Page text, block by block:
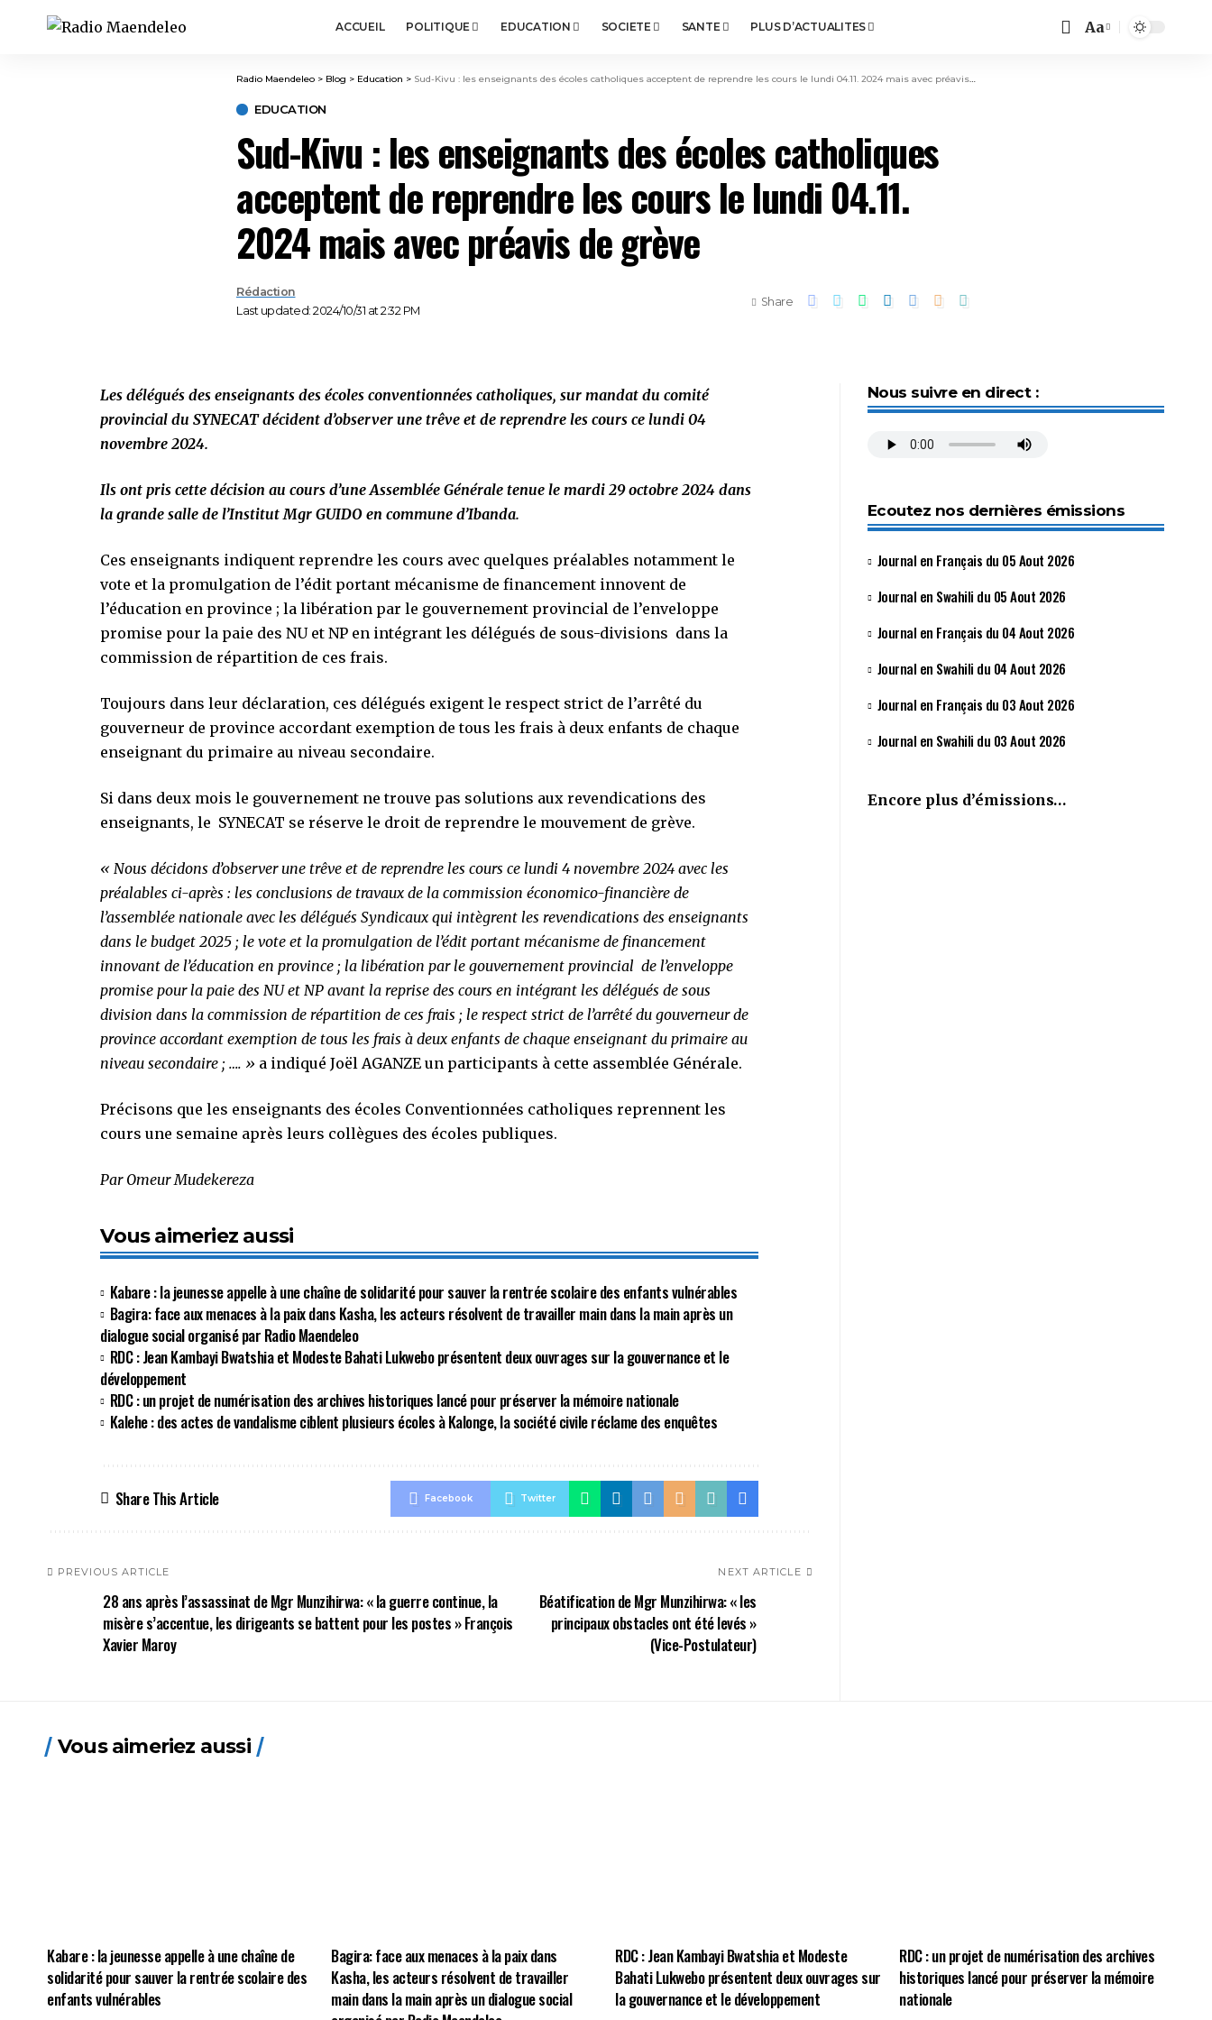
ACCUEIL POLITIQUE EDUCATION SOCIETE SANTE PLUS D’ACTUALITES Aa
Radio Maendeleo > Blog > Education > Sud-Kivu : les enseignants des écoles catholiques acceptent de reprendre les cours le lundi 04.11. 2024 mais avec préavis de grève
EDUCATION
Sud-Kivu : les enseignants des écoles catholiques
acceptent de reprendre les cours le lundi 04.11.
2024 mais avec préavis de grève
Last updated: 2024/10/31 at 2:32 PM
Rédaction
Share
Les délégués des enseignants des écoles conventionnées catholiques, sur mandat du comité
provincial du SYNECAT décident d’observer une trêve et de reprendre les cours ce lundi 04
novembre 2024.
Ils ont pris cette décision au cours d’une Assemblée Générale tenue le mardi 29 octobre 2024 dans
la grande salle de l’Institut Mgr GUIDO en commune d’Ibanda.
Ces enseignants indiquent reprendre les cours avec quelques préalables notamment le
vote et la promulgation de l’édit portant mécanisme de financement innovent de
l’éducation en province ; la libération par le gouvernement provincial de l’enveloppe
promise pour la paie des NU et NP en intégrant les délégués de sous-divisions dans la
commission de répartition de ces frais.
Toujours dans leur déclaration, ces délégués exigent le respect strict de l’arrêté du
gouverneur de province accordant exemption de tous les frais à deux enfants de chaque
enseignant du primaire au niveau secondaire.
Si dans deux mois le gouvernement ne trouve pas solutions aux revendications des
enseignants, le SYNECAT se réserve le droit de reprendre le mouvement de grève.
« Nous décidons d’observer une trêve et de reprendre les cours ce lundi 4 novembre 2024 avec les
préalables ci-après : les conclusions de travaux de la commission économico-financière de
l’assemblée nationale avec les délégués Syndicaux qui intègrent les revendications des enseignants
dans le budget 2025 ; le vote et la promulgation de l’édit portant mécanisme de financement
innovant de l’éducation en province ; la libération par le gouvernement provincial de l’enveloppe
promise pour la paie des NU et NP avant la reprise des cours en intégrant les délégués de sous
division dans la commission de répartition de ces frais ; le respect strict de l’arrêté du gouverneur de
province accordant exemption de tous les frais à deux enfants de chaque enseignant du primaire au
niveau secondaire ; …. » a indiqué Joël AGANZE un participants à cette assemblée Générale.
Précisons que les enseignants des écoles Conventionnées catholiques reprennent les
cours une semaine après leurs collègues des écoles publiques.
Par Omeur Mudekereza
Vous aimeriez aussi
Kabare : la jeunesse appelle à une chaîne de solidarité pour sauver la rentrée scolaire des enfants vulnérables
Bagira: face aux menaces à la paix dans Kasha, les acteurs résolvent de travailler main dans la main après un
dialogue social organisé par Radio Maendeleo
RDC : Jean Kambayi Bwatshia et Modeste Bahati Lukwebo présentent deux ouvrages sur la gouvernance et le
développement
RDC : un projet de numérisation des archives historiques lancé pour préserver la mémoire nationale
Kalehe : des actes de vandalisme ciblent plusieurs écoles à Kalonge, la société civile réclame des enquêtes
Share This Article Facebook Twitter
PREVIOUS ARTICLE
28 ans après l’assassinat de Mgr Munzihirwa: « la guerre continue, la
misère s’accentue, les dirigeants se battent pour les postes » François
Xavier Maroy
NEXT ARTICLE
Béatification de Mgr Munzihirwa: « les
principaux obstacles ont été levés »
(Vice-Postulateur)
Nous suivre en direct :
Ecoutez nos dernières émissions
Journal en Français du 05 Aout 2026
Journal en Swahili du 05 Aout 2026
Journal en Français du 04 Aout 2026
Journal en Swahili du 04 Aout 2026
Journal en Français du 03 Aout 2026
Journal en Swahili du 03 Aout 2026
Encore plus d’émissions…
Vous aimeriez aussi
Kabare : la jeunesse appelle à une chaîne de
solidarité pour sauver la rentrée scolaire des
enfants vulnérables
Bagira: face aux menaces à la paix dans
Kasha, les acteurs résolvent de travailler
main dans la main après un dialogue social
RDC : Jean Kambayi Bwatshia et Modeste
Bahati Lukwebo présentent deux ouvrages sur
la gouvernance et le développement
RDC : un projet de numérisation des archives
historiques lancé pour préserver la mémoire
nationale